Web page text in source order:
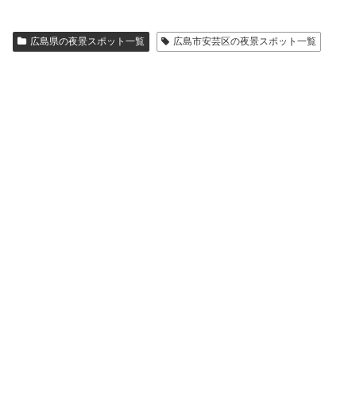
広島県の夜景スポット一覧 広島市安芸区の夜景スポット一覧